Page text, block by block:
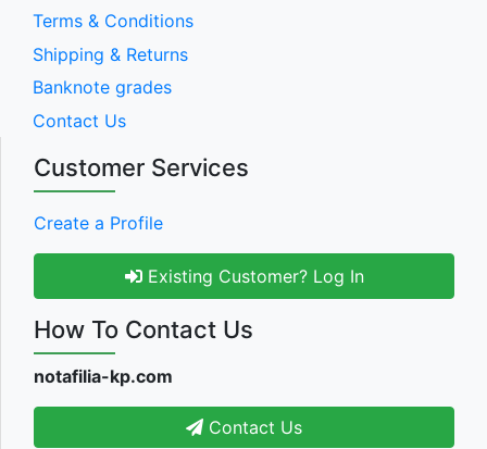
Terms & Conditions
Shipping & Returns
Banknote grades
Contact Us
Customer Services
Create a Profile
Existing Customer? Log In
How To Contact Us
notafilia-kp.com
Contact Us